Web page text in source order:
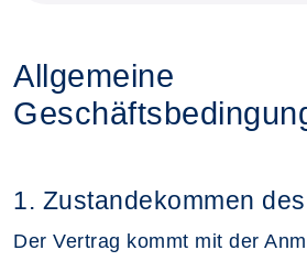
Allgemeine
1. Zustandekommen
Der Vertrag kommt mit der